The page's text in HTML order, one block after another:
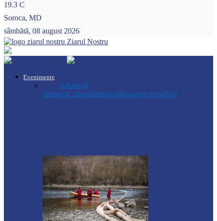
19.3 C
Soroca, MD
sâmbătă, 08 august 2026
Ziarul Nostru
Evenimente
Arhitecții
timpuluiCulturăInterviuriReportajeSportȘtiri